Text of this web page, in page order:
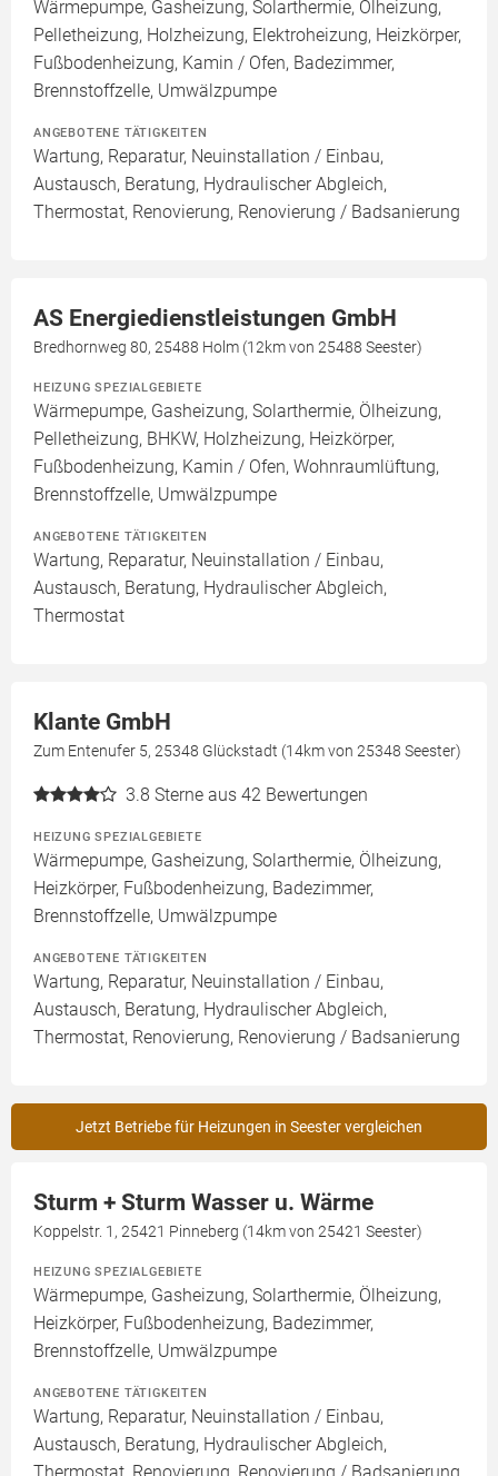
Wärmepumpe, Gasheizung, Solarthermie, Ölheizung,
Pelletheizung, Holzheizung, Elektroheizung, Heizkörper,
Fußbodenheizung, Kamin / Ofen, Badezimmer,
Brennstoffzelle, Umwälzpumpe
ANGEBOTENE TÄTIGKEITEN
Wartung, Reparatur, Neuinstallation / Einbau,
Austausch, Beratung, Hydraulischer Abgleich,
Thermostat, Renovierung, Renovierung / Badsanierung
AS Energiedienstleistungen GmbH
Bredhornweg 80, 25488 Holm (12km von 25488 Seester)
HEIZUNG SPEZIALGEBIETE
Wärmepumpe, Gasheizung, Solarthermie, Ölheizung,
Pelletheizung, BHKW, Holzheizung, Heizkörper,
Fußbodenheizung, Kamin / Ofen, Wohnraumlüftung,
Brennstoffzelle, Umwälzpumpe
ANGEBOTENE TÄTIGKEITEN
Wartung, Reparatur, Neuinstallation / Einbau,
Austausch, Beratung, Hydraulischer Abgleich,
Thermostat
Klante GmbH
Zum Entenufer 5, 25348 Glückstadt (14km von 25348 Seester)
3.8 Sterne aus 42 Bewertungen
HEIZUNG SPEZIALGEBIETE
Wärmepumpe, Gasheizung, Solarthermie, Ölheizung,
Heizkörper, Fußbodenheizung, Badezimmer,
Brennstoffzelle, Umwälzpumpe
ANGEBOTENE TÄTIGKEITEN
Wartung, Reparatur, Neuinstallation / Einbau,
Austausch, Beratung, Hydraulischer Abgleich,
Thermostat, Renovierung, Renovierung / Badsanierung
Jetzt Betriebe für Heizungen in Seester vergleichen
Sturm + Sturm Wasser u. Wärme
Koppelstr. 1, 25421 Pinneberg (14km von 25421 Seester)
HEIZUNG SPEZIALGEBIETE
Wärmepumpe, Gasheizung, Solarthermie, Ölheizung,
Heizkörper, Fußbodenheizung, Badezimmer,
Brennstoffzelle, Umwälzpumpe
ANGEBOTENE TÄTIGKEITEN
Wartung, Reparatur, Neuinstallation / Einbau,
Austausch, Beratung, Hydraulischer Abgleich,
Thermostat, Renovierung, Renovierung / Badsanierung